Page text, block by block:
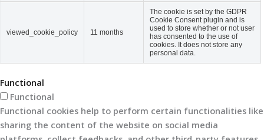
viewed_cookie_policy 11 months
The cookie is set by the GDPR
Cookie Consent plugin and is
used to store whether or not user
has consented to the use of
cookies. It does not store any
personal data.
Functional
Functional
Functional cookies help to perform certain functionalities like
sharing the content of the website on social media